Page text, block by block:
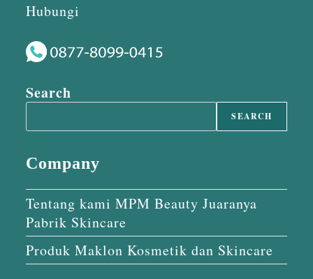
Hubungi
Search
SEARCH
Company
Tentang kami MPM Beauty Juaranya
Pabrik Skincare
Produk Maklon Kosmetik dan Skincare